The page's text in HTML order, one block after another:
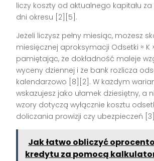
liczy koszty od aktualnego kapitału
dni okresu [2][5].
Jeżeli liczysz pełny miesiąc, możesz
miesięcznej aproksymacji Odsetki ≈ K
pamiętając, że dokładność maleje
wyceny dziennej i że bank rozlicza
kalendarzowo [8][2]. W każdym
wskazujesz jako ułamek dziesiętny, a
wzory dotyczą wyłącznie kosztu
doliczania prowizji czy ubezpieczeń
Jak łatwo obliczyć
kredytu za pomocą